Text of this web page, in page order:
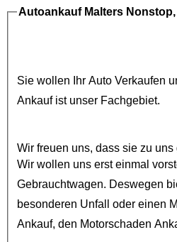
Autoankauf Malters
Sie wollen Ihr Auto Verkaufen
Ankaufist unser Fachgebiet.
Wir freuen uns, dass sie zu
Wir wollen uns erst einmal
Gebrauchtwagen. Deswegen
besonderen Unfall oder einen
Ankauf, den Motorschaden